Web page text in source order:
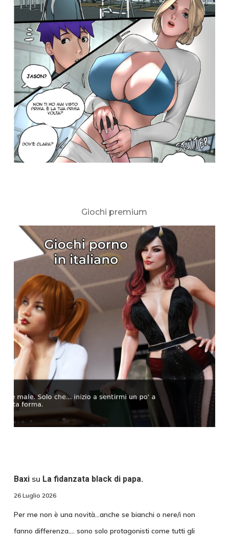
Giochi premium
Baxisu La fidanzata black di papa.
26 Luglio 2026
Per me non è una novità...anche se bianchi o nere/i non
fanno differenza.... sono solo protagonisti come tutti gli